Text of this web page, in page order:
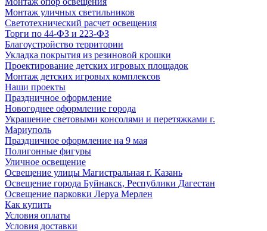
Монтаж уличных светильников
Светотехнический расчет освещения
Торги по 44-ФЗ и 223-ФЗ
Благоустройство территории
Укладка покрытия из резиновой крошки
Проектирование детских игровых площадок
Монтаж детских игровых комплексов
Наши проекты
Праздничное оформление
Новогоднее оформление города
Украшение световыми консолями и перетяжками г.
Мариуполь
Праздничное оформление на 9 мая
Полигонные фигуры
Уличное освещение
Освещение улицы Магистральная г. Казань
Освещение города Буйнакск, Республики Дагестан
Освещение парковки Леруа Мерлен
Как купить
Условия оплаты
Условия доставки